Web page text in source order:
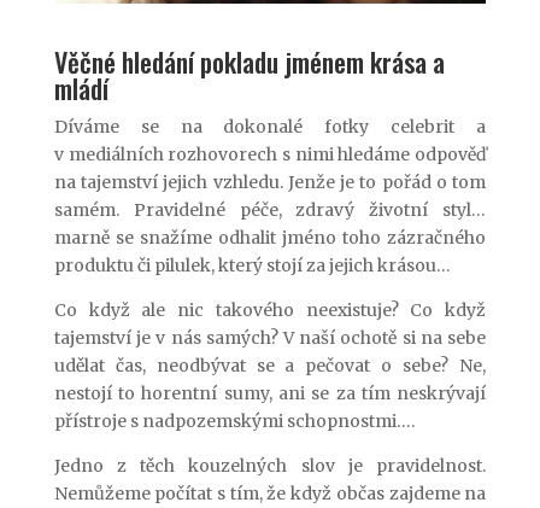
Věčné hledání pokladu jménem krása a
mládí
Díváme se na dokonalé fotky celebrit a
v mediálních rozhovorech s nimi hledáme odpověď
na tajemství jejich vzhledu. Jenže je to pořád o tom
samém. Pravidelné péče, zdravý životní styl…
marně se snažíme odhalit jméno toho zázračného
produktu či pilulek, který stojí za jejich krásou…
Co když ale nic takového neexistuje? Co když
tajemství je v nás samých? V naší ochotě si na sebe
udělat čas, neodbývat se a pečovat o sebe? Ne,
nestojí to horentní sumy, ani se za tím neskrývají
přístroje s nadpozemskými schopnostmi….
Jedno z těch kouzelných slov je pravidelnost.
Nemůžeme počítat s tím, že když občas zajdeme na